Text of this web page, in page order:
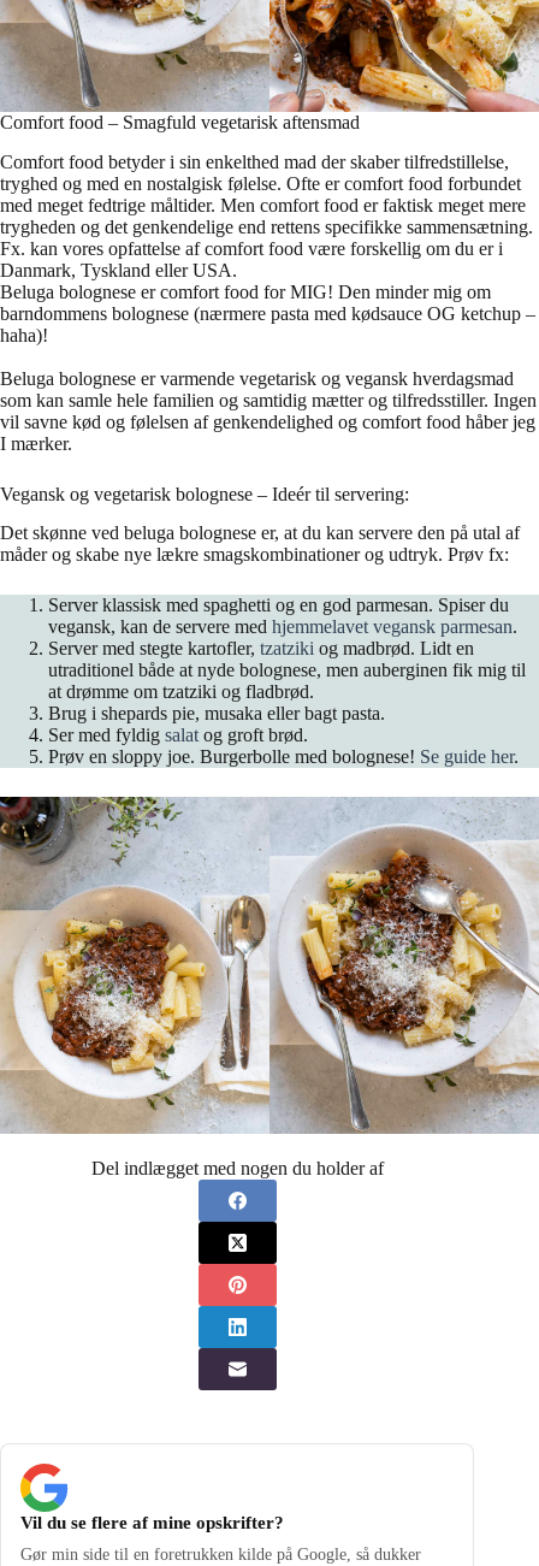
Comfort food – Smagfuld vegetarisk aftensmad
Comfort food betyder i sin enkelthed mad der skaber tilfredstillelse,
tryghed og med en nostalgisk følelse. Ofte er comfort food forbundet
med meget fedtrige måltider. Men comfort food er faktisk meget mere
trygheden og det genkendelige end rettens specifikke sammensætning.
Fx. kan vores opfattelse af comfort food være forskellig om du er i
Danmark, Tyskland eller USA.
Beluga bolognese er comfort food for MIG! Den minder mig om
barndommens bolognese (nærmere pasta med kødsauce OG ketchup –
haha)!
Beluga bolognese er varmende vegetarisk og vegansk hverdagsmad
som kan samle hele familien og samtidig mætter og tilfredsstiller. Ingen
vil savne kød og følelsen af genkendelighed og comfort food håber jeg
I mærker.
Vegansk og vegetarisk bolognese – Ideér til servering:
Det skønne ved beluga bolognese er, at du kan servere den på utal af
måder og skabe nye lækre smagskombinationer og udtryk. Prøv fx:
Server klassisk med spaghetti og en god parmesan. Spiser du
vegansk, kan de servere med hjemmelavet vegansk parmesan.
Server med stegte kartofler, tzatziki og madbrød. Lidt en
utraditionel både at nyde bolognese, men auberginen fik mig til
at drømme om tzatziki og fladbrød.
Brug i shepards pie, musaka eller bagt pasta.
Ser med fyldig salatog groft brød.
Prøv en sloppy joe. Burgerbolle med bolognese! Se guide her.
Del indlægget med nogen du holder af
Vil du se flere af mine opskrifter?
Gør min side til en foretrukken kilde på Google, så dukker